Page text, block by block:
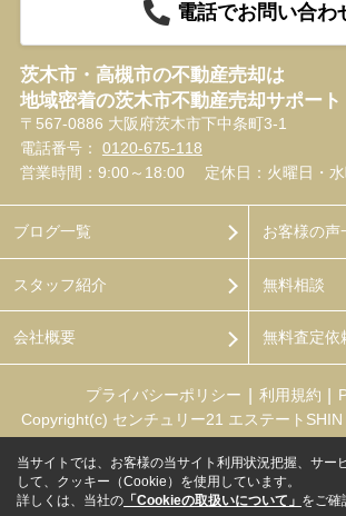
電話でお問い合わ
茨木市・高槻市の不動産売却は
地域密着の茨木市不動産売却サポート
〒567-0886 大阪府茨木市下中条町3-1
電話番号： 0120-675-118
営業時間：9:00～18:00
定休日：火曜日・水
ブログ一覧
スタッフ紹介
会社概要
お客様の声
無料相談
無料査定依
プライバシーポリシー 利用規約
Copyright(c) センチュリー21 エステートSHIN
当サイトでは、お客様の当サイト利用状況把握、サー
して、クッキー（Cookie）を使用しています。
詳しくは、当社の 「Cookieの取扱いについて」 をご確